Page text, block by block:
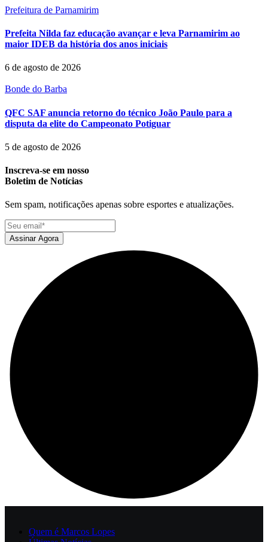
Prefeitura de Parnamirim
Prefeita Nilda faz educação avançar e leva Parnamirim ao
maior IDEB da história dos anos iniciais
6 de agosto de 2026
Bonde do Barba
QFC SAF anuncia retorno do técnico João Paulo para a
disputa da elite do Campeonato Potiguar
5 de agosto de 2026
Inscreva-se em nosso
Boletim de Notícias
Sem spam, notificações apenas sobre esportes e atualizações.
Assinar Agora
Quem é Marcos Lopes